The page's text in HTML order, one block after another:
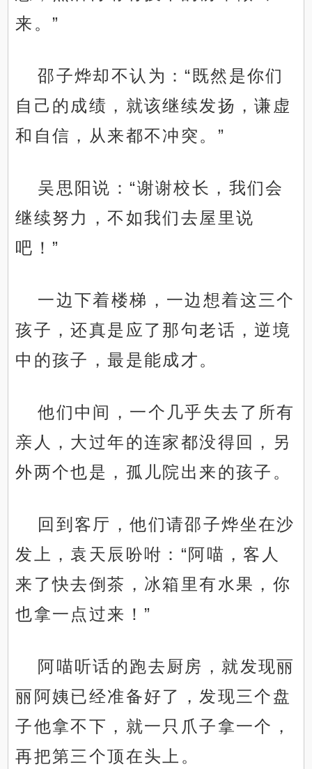
来。”
邵子烨却不认为：“既然是你们
自己的成绩，就该继续发扬，谦虚
和自信，从来都不冲突。”
吴思阳说：“谢谢校长，我们会
继续努力，不如我们去屋里说
吧！”
一边下着楼梯，一边想着这三个
孩子，还真是应了那句老话，逆境
中的孩子，最是能成才。
他们中间，一个几乎失去了所有
亲人，大过年的连家都没得回，另
外两个也是，孤儿院出来的孩子。
回到客厅，他们请邵子烨坐在沙
发上，袁天辰吩咐：“阿喵，客人
来了快去倒茶，冰箱里有水果，你
也拿一点过来！”
阿喵听话的跑去厨房，就发现丽
丽阿姨已经准备好了，发现三个盘
子他拿不下，就一只爪子拿一个，
再把第三个顶在头上。